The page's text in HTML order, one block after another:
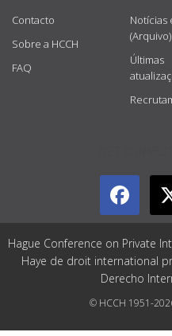
Contacto
Sobre a HCCH
FAQ
Notícias
(Arquivo)
Últimas
Hague Conference on Private
Haye de droit international
Derecho
© HCCH 1951-